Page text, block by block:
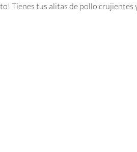
Tienes tus alitas de pollo crujientes